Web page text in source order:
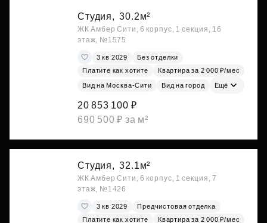
Студия, 30.2м²
ЖК Амбер Сити, 6 корпус, 1 секция, 16
этаж, №1575
3 кв 2029
Без отделки
Платите как хотите
Квартира за 2 000 ₽/мес
Вид на Москва-Сити Вид на город Ещё
20 853 100 ₽
690 500 ₽ за м²
Студия, 32.1м²
ЖК Амбер Сити, 6 корпус, 1 секция, 7
этаж, №1426
3 кв 2029
Предчистовая отделка
Платите как хотите
Квартира за 2 000 ₽/мес